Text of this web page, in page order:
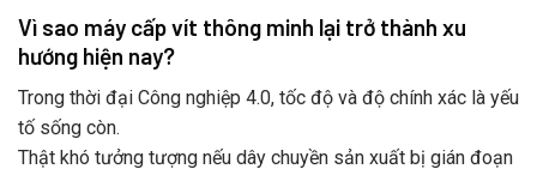
Vì sao máy cấp vít thông minh lại trở thành xu
hướng hiện nay?
Trong thời đại Công nghiệp 4.0, tốc độ và độ chính xác là yếu
tố sống còn.
Thật khó tưởng tượng nếu dây chuyền sản xuất bị gián đoạn